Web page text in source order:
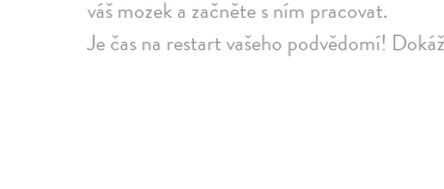
váš mozek a začněte s ním pracovat.
Je čas na restart vašeho podvědomí!